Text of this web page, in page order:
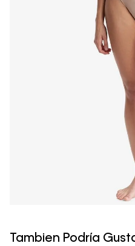
Tambien Podría